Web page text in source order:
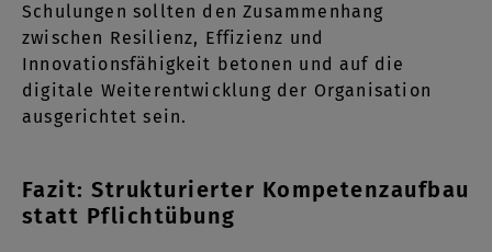
Schulungen sollten den Zusammenhang
zwischen Resilienz, Effizienz und
Innovationsfähigkeit betonen und auf die
digitale Weiterentwicklung der Organisation
ausgerichtet sein.
Fazit: Strukturierter Kompetenzaufbau
statt Pflichtübung